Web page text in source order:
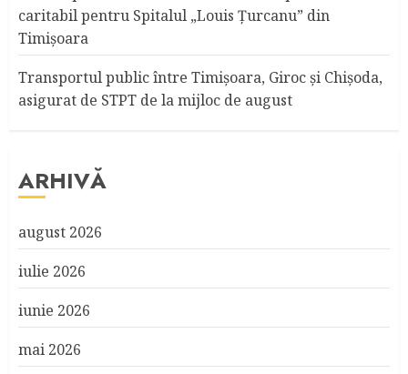
caritabil pentru Spitalul „Louis Ţurcanu” din
Timişoara
Transportul public între Timişoara, Giroc şi Chişoda,
asigurat de STPT de la mijloc de august
ARHIVĂ
august 2026
iulie 2026
iunie 2026
mai 2026